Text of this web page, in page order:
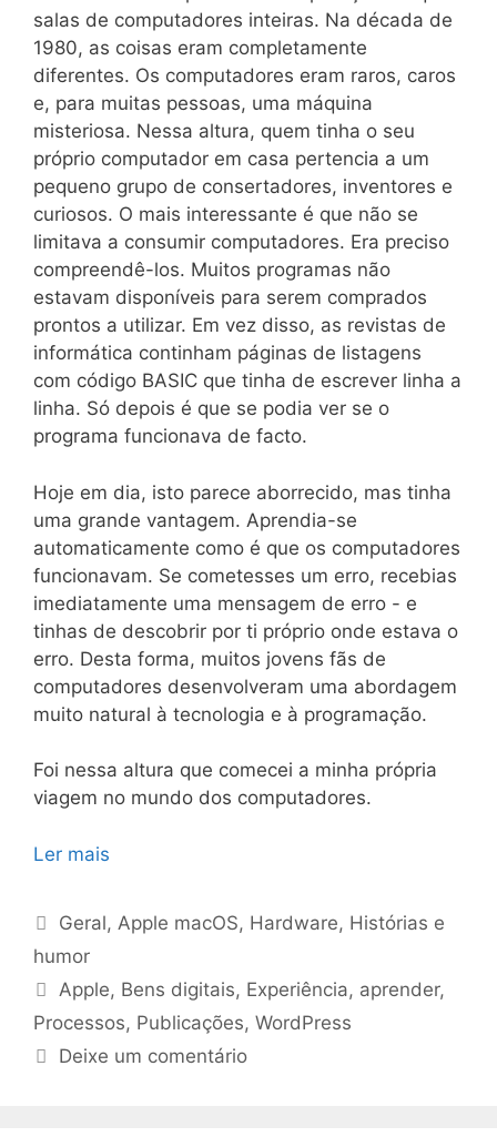
salas de computadores inteiras. Na década de
1980, as coisas eram completamente
diferentes. Os computadores eram raros, caros
e, para muitas pessoas, uma máquina
misteriosa. Nessa altura, quem tinha o seu
próprio computador em casa pertencia a um
pequeno grupo de consertadores, inventores e
curiosos. O mais interessante é que não se
limitava a consumir computadores. Era preciso
compreendê-los. Muitos programas não
estavam disponíveis para serem comprados
prontos a utilizar. Em vez disso, as revistas de
informática continham páginas de listagens
com código BASIC que tinha de escrever linha a
linha. Só depois é que se podia ver se o
programa funcionava de facto.
Hoje em dia, isto parece aborrecido, mas tinha
uma grande vantagem. Aprendia-se
automaticamente como é que os computadores
funcionavam. Se cometesses um erro, recebias
imediatamente uma mensagem de erro - e
tinhas de descobrir por ti próprio onde estava o
erro. Desta forma, muitos jovens fãs de
computadores desenvolveram uma abordagem
muito natural à tecnologia e à programação.
Foi nessa altura que comecei a minha própria
viagem no mundo dos computadores.
Ler mais
Categorias
Geral, Apple macOS, Hardware, Histórias e
humor
Etiquetas
Apple, Bens digitais, Experiência, aprender,
Processos, Publicações, WordPress
Deixe um comentário